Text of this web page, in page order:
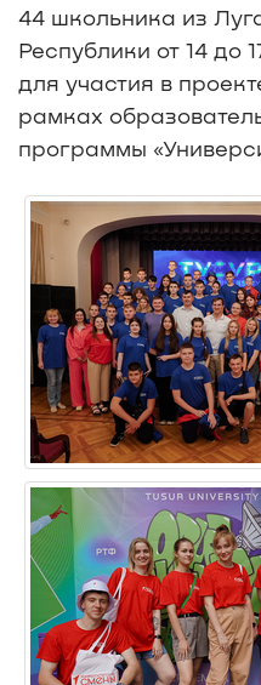
44 школьника из
Республики от 14 до
для участия в
рамках
программы